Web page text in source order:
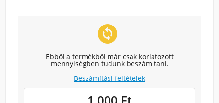
change_circle
Ebből a termékből már csak korlátozott
mennyiségben tudunk beszámítani.
Beszámítási feltételek